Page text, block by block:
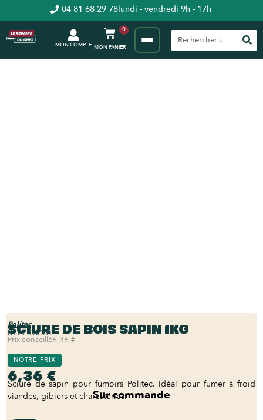
04 81 68 29 78lundi - vendredi 9h - 17h
MON COMPTE
0
Politec
SCIURE DE BOIS SAPIN 1KG
REF:SCIS9E
Prix conseillé6,36 €
NOTRE PRIX
6,36 €
Sciure de sapin pour fumoirs Politec. Idéal pour fumer à froid
viandes, gibiers et charcuteries.Sur commande